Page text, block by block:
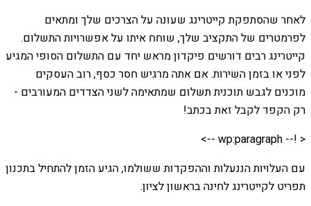
לאחר שהסתפקת קייטרינג שעונה על הצרכים שלך ומתאים
לפרמטרים של התקציב שלך, שוחח איתו על אפשרויות התשלום.
קייטרינג רבים דורשים פיקדון מראש יחד עם התשלום הסופי המגיע
לפני או בזמן השירות. אם אתה מרגיש חסר כסף, רוב העסקים
מוכנים לגבש תוכנית תשלום שמתאימה לשני הצדדים המעורבים -
רק הקפד לקבל זאת בכתב!
< !-- wp:paragraph -->
עם העלויות הננעלות וההפקדות ששולמו, הגיע הזמן להתחיל בתכנון
תפריט לקייטרינג לחינה בראשון לציון.